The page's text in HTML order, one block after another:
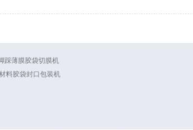
踩薄膜胶袋切膜机
料胶袋封口包装机